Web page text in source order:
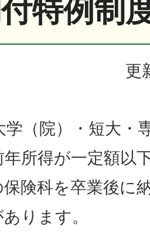
特例制
更
学（院）・短大・
所得が一定額以
険科を卒業後に
ります。